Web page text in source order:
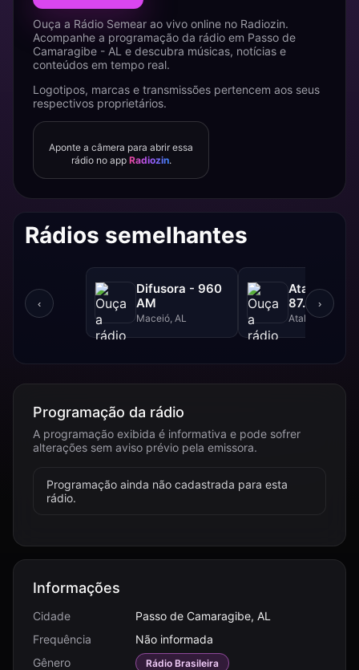
Ouça a Rádio Semear ao vivo online no Radiozin.
Acompanhe a programação da rádio em Passo de
Camaragibe - AL e descubra músicas, notícias e
conteúdos em tempo real.
Logotipos, marcas e transmissões pertencem aos seus
respectivos proprietários.
Aponte a câmera para abrir essa
rádio no app Radiozin.
Rádios semelhantes
‹
Difusora - 960
AM
Maceió, AL
Atalaia FM -
87.9 FM
Atalaia, AL
›
Programação da rádio
A programação exibida é informativa e pode sofrer
alterações sem aviso prévio pela emissora.
Programação ainda não cadastrada para esta
rádio.
Informações
Cidade
Passo de Camaragibe, AL
Frequência
Não informada
Gênero
Rádio Brasileira